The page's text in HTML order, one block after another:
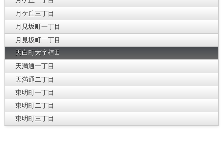
月ケ丘三丁目
月見坂町一丁目
月見坂町二丁目
天白町大字植田
天満通一丁目
天満通二丁目
東明町一丁目
東明町二丁目
東明町三丁目